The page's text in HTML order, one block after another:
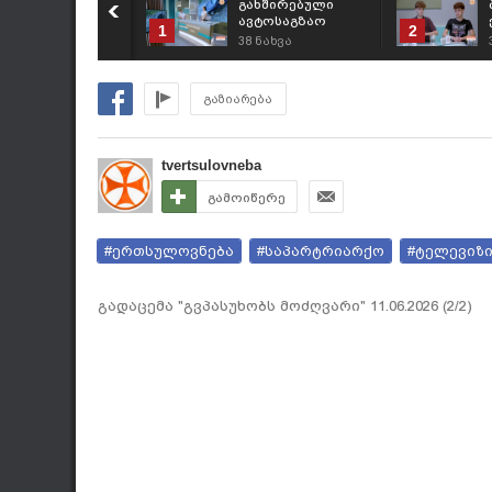
1
გახშირებული
ავტოსაგზაო
შემთხვევებისა და
შესახებ
38 ნახვა
2
გაზიარება
tvertsulovneba
გამოიწერე
#ერთსულოვნება #საპარტრიარქო
გადაცემა "გვპასუხობს მოძღვარი" 11.06.2026 (2/2)